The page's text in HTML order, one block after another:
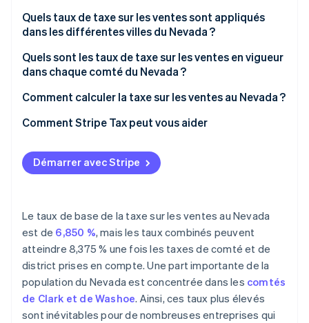
Quels taux de taxe sur les ventes sont appliqués
dans les différentes villes du Nevada ?
Quels sont les taux de taxe sur les ventes en vigueur
dans chaque comté du Nevada ?
Comment calculer la taxe sur les ventes au Nevada ?
Comment Stripe Tax peut vous aider
Démarrer avec Stripe
Le taux de base de la taxe sur les ventes au Nevada
est de 6,850 %, mais les taux combinés peuvent
atteindre 8,375 % une fois les taxes de comté et de
district prises en compte. Une part importante de la
population du Nevada est concentrée dans les comtés
de Clark et de Washoe. Ainsi, ces taux plus élevés
sont inévitables pour de nombreuses entreprises qui